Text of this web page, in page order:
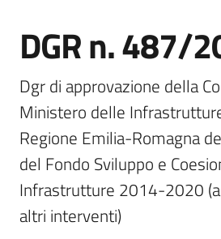
Strumenti
Divulgazione
Norme
e
atti
DGR n. 487/
Dgr di approvazione della
Ministero delle
Regione Emilia-Romagna
del Fondo Sviluppo e
Infrastrutture 2014-2020
altri interventi)